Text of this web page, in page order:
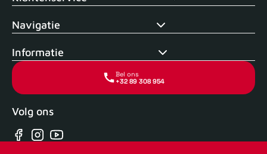
Navigatie
Informatie
Bel ons
+32 89 308 954
Volg ons
Facebook
Instagram
YouTube